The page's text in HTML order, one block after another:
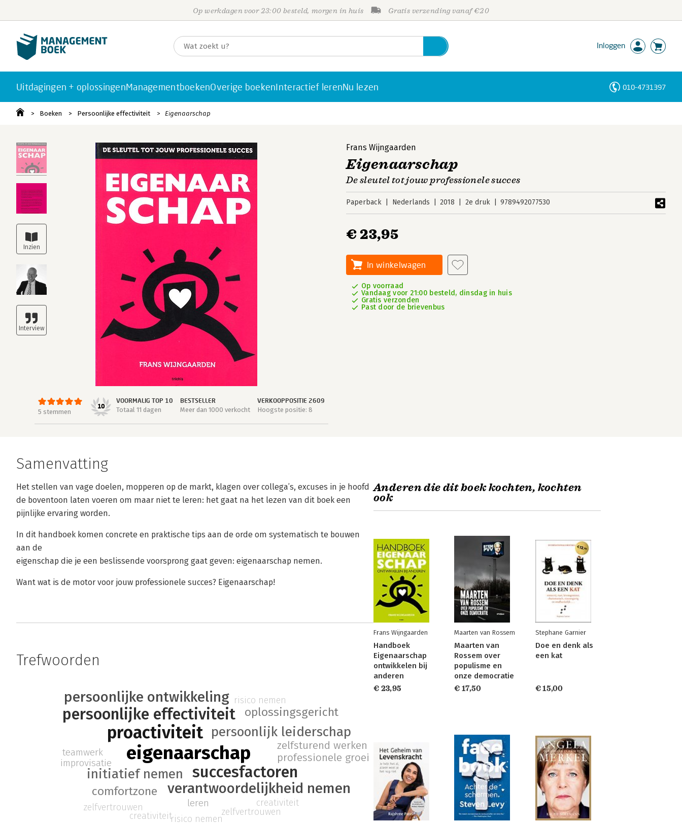
Op werkdagen voor 23:00 besteld, morgen in huis Gratis verzending vanaf €20
Inloggen
Uitdagingen + oplossingenManagementboekenOverige boekenInteractief lerenNu lezen 010-4731397
Boeken Persoonlijke effectiviteit Eigenaarschap
5 stemmen
10
VOORMALIG TOP 10
Totaal 11 dagen
BESTSELLER
Meer dan 1000 verkocht
VERKOOPPOSITIE 2609
Hoogste positie: 8
Frans Wijngaarden
Eigenaarschap
De sleutel tot jouw professionele succes
Paperback Nederlands 2018 2e druk 9789492077530
€ 23,95
In winkelwagen
Op voorraad
Vandaag voor 21:00 besteld, dinsdag in huis
Gratis verzonden
Past door de brievenbus
Samenvatting
Het stellen van vage doelen, mopperen op de markt, klagen over collega’s, excuses in je hoofd
de boventoon laten voeren om maar niet te leren: het gaat na het lezen van dit boek een
pijnlijke ervaring worden.
In dit handboek komen concrete en praktische tips aan de orde om systematisch te bouwen
aan de
eigenschap die je een beslissende voorsprong gaat geven: eigenaarschap nemen.
Want wat is de motor voor jouw professionele succes? Eigenaarschap!
Trefwoorden
eigenaarschap
proactiviteit
succesfactoren
persoonlijke effectiviteit
verantwoordelijkheid nemen
persoonlijke ontwikkeling
initiatief nemen
persoonlijk leiderschap
comfortzone
oplossingsgericht
zelfsturend werken
professionele groei
leren
improvisatie
teamwerk
risico nemen
creativiteit
zelfvertrouwen
risico nemen
creativiteit
zelfvertrouwen
Anderen die dit boek kochten, kochten
ook
Frans Wijngaarden
Handboek
Eigenaarschap
ontwikkelen bij
anderen
€ 23,95
Maarten van Rossem
Maarten van
Rossem over
populisme en
onze democratie
€ 17,50
Stephane Garnier
Doe en denk als
een kat
€ 15,00
Personen